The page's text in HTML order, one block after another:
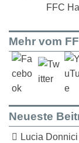
FFC
Mehr vom
Neueste
Lucia